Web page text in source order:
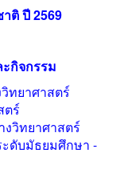
ติ ปี 2569
กิจกรรม
ทยาศาสตร์
ตร์
วิทยาศาสตร์
ะดับมัธยมศึกษา -